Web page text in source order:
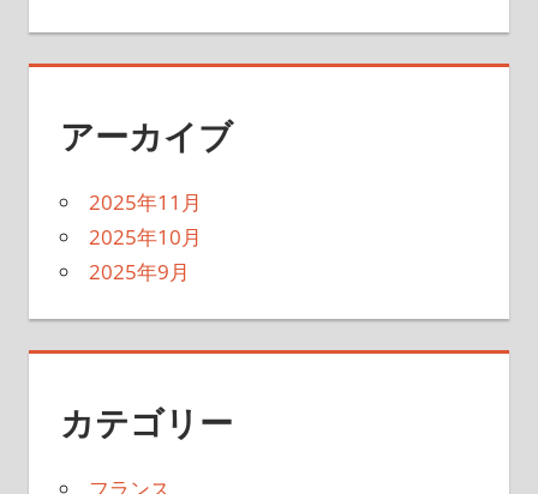
アーカイブ
2025年11月
2025年10月
2025年9月
カテゴリー
フランス